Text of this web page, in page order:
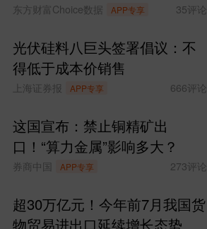
东方财富Choice数据 APP专享 35评论
光伏硅料八巨头签署倡议：不
得低于成本价销售
上海证券报 APP专享 666评论
这国宣布：禁止铜精矿出
口！“算力金属”影响多大？
券商中国 APP专享 273评论
超30万亿元！今年前7月我国货
物贸易进出口延续增长态势